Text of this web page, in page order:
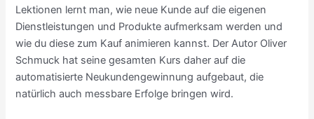
Lektionen lernt man, wie neue Kunde auf die eigenen
Dienstleistungen und Produkte aufmerksam werden und
wie du diese zum Kauf animieren kannst. Der Autor Oliver
Schmuck hat seine gesamten Kurs daher auf die
automatisierte Neukundengewinnung aufgebaut, die
natürlich auch messbare Erfolge bringen wird.